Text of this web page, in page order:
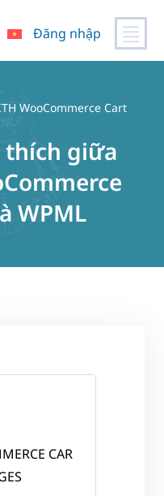
Đăng nhập
WooCommerce Cart
thích giữa
WPML